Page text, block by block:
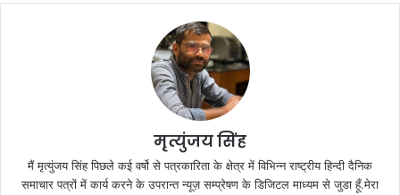
मृत्युंजय सिंह
मैं मृत्युंजय सिंह पिछले कई वर्षो से पत्रकारिता के क्षेत्र में विभिन्न राष्ट्रीय हिन्दी दैनिक
समाचार पत्रों में कार्य करने के उपरान्त न्यूज़ सम्प्रेषण के डिजिटल माध्यम से जुडा हूँ.मेरा